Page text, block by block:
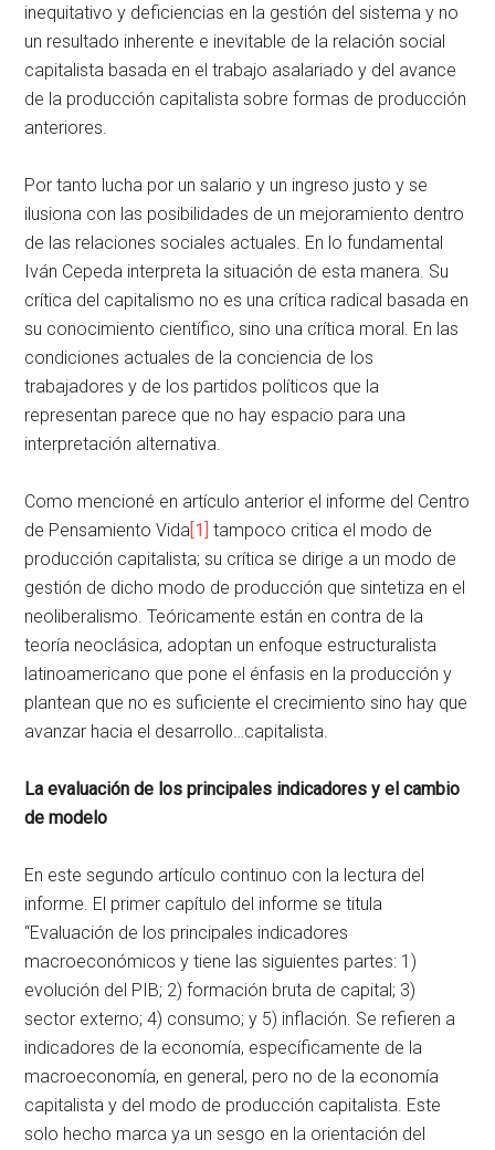
inequitativo y deficiencias en la gestión del sistema y no
un resultado inherente e inevitable de la relación social
capitalista basada en el trabajo asalariado y del avance
de la producción capitalista sobre formas de producción
anteriores.
Por tanto lucha por un salario y un ingreso justo y se
ilusiona con las posibilidades de un mejoramiento dentro
de las relaciones sociales actuales. En lo fundamental
Iván Cepeda interpreta la situación de esta manera. Su
crítica del capitalismo no es una crítica radical basada en
su conocimiento científico, sino una crítica moral. En las
condiciones actuales de la conciencia de los
trabajadores y de los partidos políticos que la
representan parece que no hay espacio para una
interpretación alternativa.
Como mencioné en artículo anterior el informe del Centro
de Pensamiento Vida[1] tampoco critica el modo de
producción capitalista; su crítica se dirige a un modo de
gestión de dicho modo de producción que sintetiza en el
neoliberalismo. Teóricamente están en contra de la
teoría neoclásica, adoptan un enfoque estructuralista
latinoamericano que pone el énfasis en la producción y
plantean que no es suficiente el crecimiento sino hay que
avanzar hacia el desarrollo…capitalista.
La evaluación de los principales indicadores y el cambio
de modelo
En este segundo artículo continuo con la lectura del
informe. El primer capítulo del informe se titula
“Evaluación de los principales indicadores
macroeconómicos y tiene las siguientes partes: 1)
evolución del PIB; 2) formación bruta de capital; 3)
sector externo; 4) consumo; y 5) inflación. Se refieren a
indicadores de la economía, específicamente de la
macroeconomía, en general, pero no de la economía
capitalista y del modo de producción capitalista. Este
solo hecho marca ya un sesgo en la orientación del